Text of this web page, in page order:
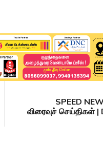
SPEED
விரைவுச் செய்திகள் |